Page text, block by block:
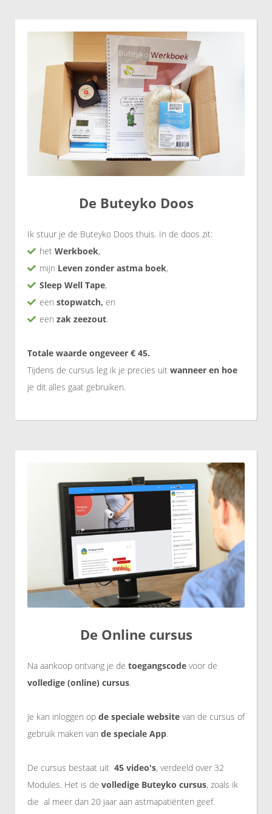
De Buteyko Doos
Ik stuur je de Buteyko Doos thuis. In de doos zit:
hetWerkboek,
mijn Leven zonder astma boek,
Sleep Well Tape,
eenstopwatch, en
eenzak zeezout.
Totale waarde ongeveer € 45.
Tijdens de cursus leg ik je precies uit wanneer en hoe
je dit alles gaat gebruiken.
De Online cursus
Na aankoop ontvang je de toegangscode voor de
volledige (online) cursus.
Je kan inloggen op de speciale website van de cursus of
gebruik maken van de speciale App.
De cursus bestaat uit 45 video's, verdeeld over 32
Modules. Het is de volledige Buteyko cursus, zoals ik
die al meer dan 20 jaar aan astmapatiënten geef.